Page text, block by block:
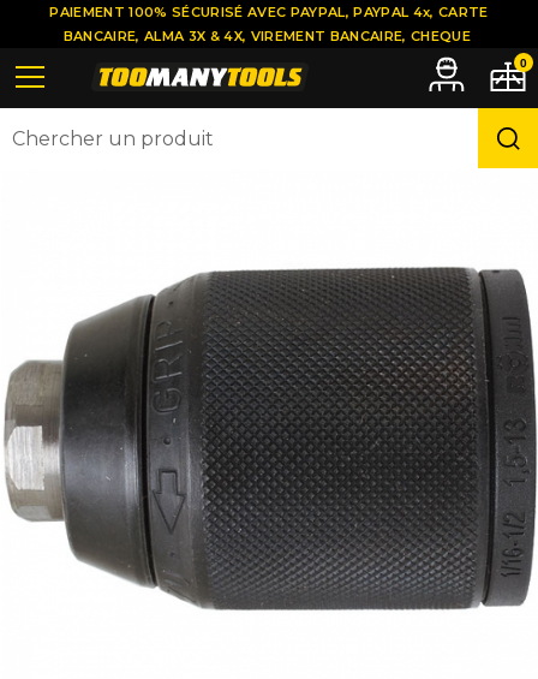
PAIEMENT 100% SÉCURISÉ AVEC PAYPAL, PAYPAL 4x, CARTE
BANCAIRE, ALMA 3X & 4X, VIREMENT BANCAIRE, CHEQUE
0